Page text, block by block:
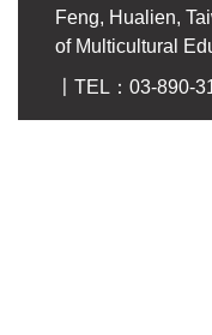
Feng, Hualien,
of Multicultural
〡TEL：03-